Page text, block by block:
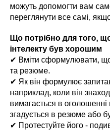
можуть допомогти вам
переглянути все самі,
Що потрібно для того,
інтелекту був хорошим
✔ Вміти сформулювати, що
та резюме.
✔ Як він формулює
наприклад, коли він
вимагається в
згадується в резюме або
✔ Протестуйте його -